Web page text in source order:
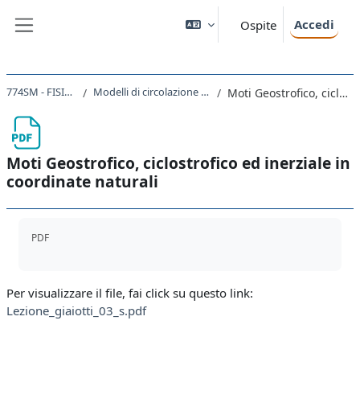
Ospite Accedi
774SM - FISICA DELL'ATMOSFERA 2020 Modelli di circolazione atmosferica nel sistema di coordinate naturali Moti Geostrofico, ciclostrofico ed inerziale in coordinate naturali
Moti Geostrofico, ciclostrofico ed inerziale in
coordinate naturali
PDF
Per visualizzare il file, fai click su questo link:
Lezione_giaiotti_03_s.pdf